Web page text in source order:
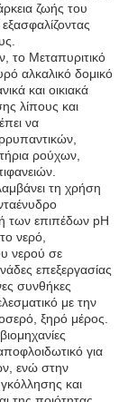
ζωής του
το Μεταπυριτικό
αλκαλικό δομικό
και οικιακά
λίπους και
να
ρούχων,
τη χρήση
των επιπέδων pH
νερό,
νερού σε
επεξεργασίας
συνθήκες
με την
ξηρό μέρος.
για
ενώ στην
και